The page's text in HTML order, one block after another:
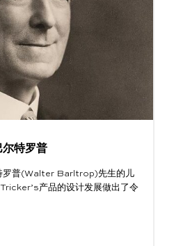
特罗普
罗普(Walter Barltrop)先生的儿
产品的设计发展做出了令